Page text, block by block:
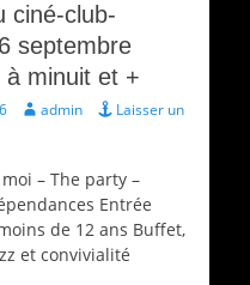
ciné-club-
septembre
à minuit et +
Auteur
admin
Laisser un
– The party –
Entrée
de 12 ans Buffet,
et convivialité